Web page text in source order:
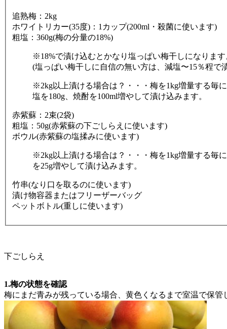
追熟梅：2kg
ホワイトリカー(35度)：1カップ(200ml・殺菌に使います)
粗塩：360g(梅の分量の18%)
※18%で漬け込むとかなり塩っぱい梅干しになります
(塩っぱい梅干しに自信の無い方は、減塩〜15％程で
※2kg以上漬ける場合は？・・・梅を1kg増量する毎
塩を180g、焼酎を100ml増やして漬け込みます。
赤紫蘇：2束(2袋)
粗塩：50g(赤紫蘇の下ごしらえに使います)
ボウル(赤紫蘇の塩揉みに使います)
※2kg以上漬ける場合は？・・・梅を1kg増量する毎
を25g増やして漬け込みます。
竹串(なり口を取るのに使います)
漬け物容器またはフリーザーバッグ
ペットボトル(重しに使います)
下ごしらえ
1.梅の状態を確認
梅にまだ青みが残っている場合、黄色くなるまで室温で保管